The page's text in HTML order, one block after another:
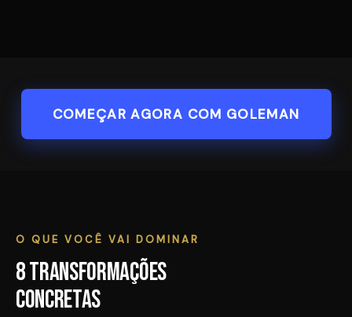
COMEÇAR AGORA COM GOLEMAN
O QUE VOCÊ VAI DOMINAR
8 transformações
concretas